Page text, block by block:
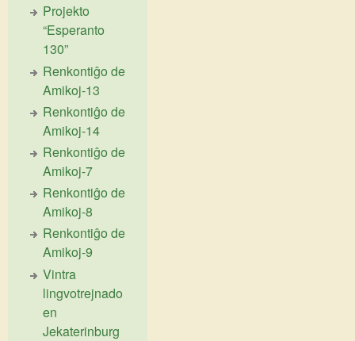
Projekto
“Esperanto
130”
Renkontiĝo de
Amikoj-13
Renkontiĝo de
Amikoj-14
Renkontiĝo de
Amikoj-7
Renkontiĝo de
Amikoj-8
Renkontiĝo de
Amikoj-9
Vintra
lingvotrejnado
en
Jekaterinburg